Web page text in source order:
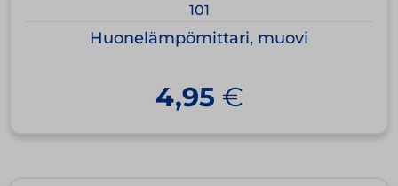
101
Huonelämpömittari, muovi
4,95 €